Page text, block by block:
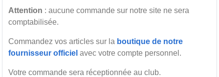
Attention : aucune commande sur notre site ne sera
comptabilisée.
Commandez vos articles sur la boutique de notre
fournisseur officiel avec votre compte personnel.
Votre commande sera réceptionnée au club.